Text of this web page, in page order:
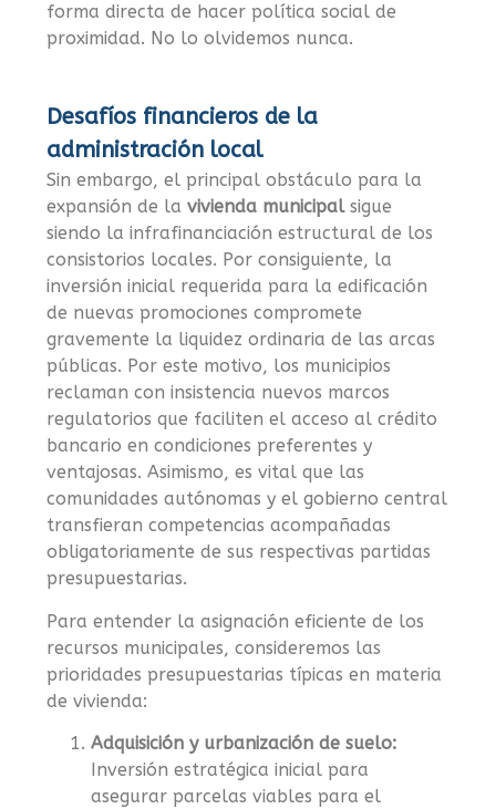
forma directa de hacer política social de
proximidad. No lo olvidemos nunca.
Desafíos financieros de la
administración local
Sin embargo, el principal obstáculo para la
expansión de lavivienda municipalsigue
siendo la infrafinanciación estructural de los
consistorios locales. Por consiguiente, la
inversión inicial requerida para la edificación
de nuevas promociones compromete
gravemente la liquidez ordinaria de las arcas
públicas. Por este motivo, los municipios
reclaman con insistencia nuevos marcos
regulatorios que faciliten el acceso al crédito
bancario en condiciones preferentes y
ventajosas. Asimismo, es vital que las
comunidades autónomas y el gobierno central
transfieran competencias acompañadas
obligatoriamente de sus respectivas partidas
presupuestarias.
Para entender la asignación eficiente de los
recursos municipales, consideremos las
prioridades presupuestarias típicas en materia
de vivienda:
Adquisición y urbanización de suelo:
Inversión estratégica inicial para
asegurar parcelas viables para el